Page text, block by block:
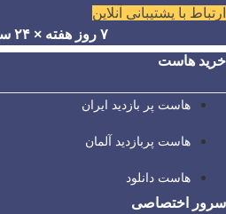
ارتباط با پشتیبانی آنلاین
۷ روز هفته × ۲۴ ساعت روز
خرید هاست
هاست پر بازدید ایران
هاست پربازدید آلمان
هاست دانلود
سرور اختصاصی